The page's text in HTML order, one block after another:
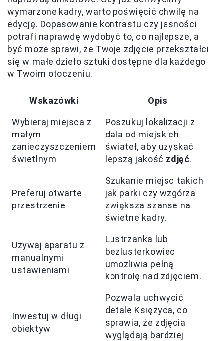
wymarzone kadry, warto poświęcić chwilę na
edycję. Dopasowanie kontrastu czy jasności
potrafi naprawdę wydobyć to, co najlepsze, a
być może sprawi, że Twoje zdjęcie przekształci
się w małe dzieło sztuki dostępne dla każdego
w Twoim otoczeniu.
Wskazówki Opis
Wybieraj miejsca z
małym
zanieczyszczeniem
świetlnym
Poszukuj lokalizacji z
dala od miejskich
świateł, aby uzyskać
lepszą jakość zdjęć.
Preferuj otwarte
przestrzenie
Szukanie miejsc takich
jak parki czy wzgórza
zwiększa szanse na
świetne kadry.
Używaj aparatu z
manualnymi
ustawieniami
Lustrzanka lub
bezlusterkowiec
umożliwia pełną
kontrolę nad zdjęciem.
Inwestuj w długi
obiektyw
Pozwala uchwycić
detale Księżyca, co
sprawia, że zdjęcia
wyglądają bardziej